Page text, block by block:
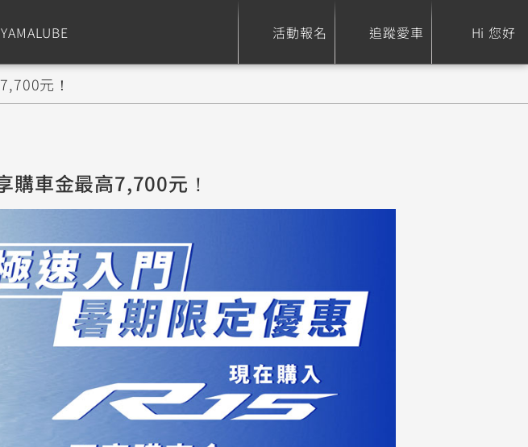
YAMALUBE 活動報名 追蹤愛車 Hi 您好
依排氣量
MT-09
MT-07
550+
150
150
FZ-X
150
依排氣量
BW'S
PW50
50 125
瀏覽紀錄
元！
購車金最高7,700元！